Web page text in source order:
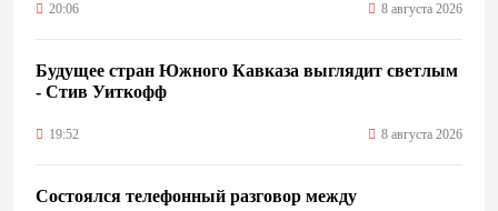
20:06 8 августа 2026
Будущее стран Южного Кавказа выглядит светлым
- Стив Уиткофф
19:52 8 августа 2026
Состоялся телефонный разговор между